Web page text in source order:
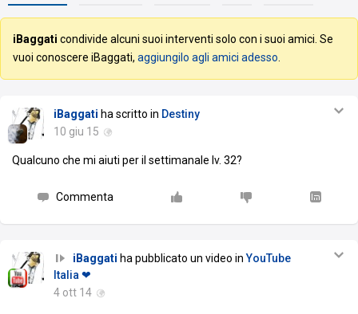
iBaggati condivide alcuni suoi interventi solo con i suoi amici. Se
vuoi conoscere iBaggati, aggiungilo agli amici adesso
iBaggati ha scritto in Destiny
10 giu 15
Qualcuno che mi aiuti per il settimanale lv. 32?
Commenta
iBaggati ha pubblicato un video inYouTube
Italia ❤
4 ott 14